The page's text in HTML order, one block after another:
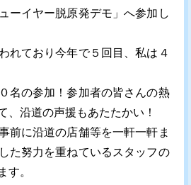
ーイヤー脱原発デモ」へ参加し
れており今年で５回目、私は４
名の参加！参加者の皆さんの熱
、沿道の声援もあたたかい！
前に沿道の店舗等を一軒一軒ま
た努力を重ねているスタッフの
す。